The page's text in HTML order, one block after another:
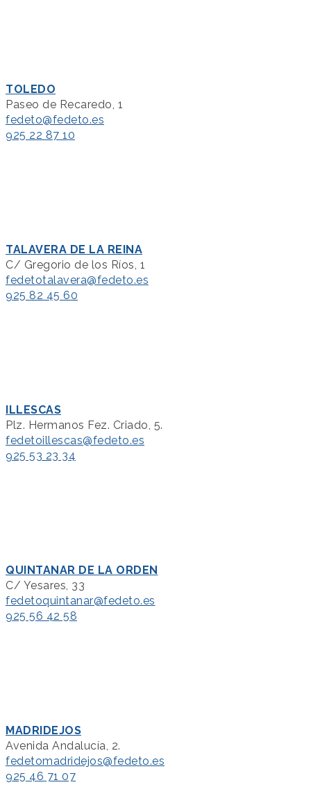
TOLEDO
Paseo de Recaredo, 1
fedeto@fedeto.es
925 22 87 10
TALAVERA DE LA REINA
C/ Gregorio de los Ríos, 1
fedetotalavera@fedeto.es
925 82 45 60
ILLESCAS
Plz. Hermanos Fez. Criado, 5.
fedetoillescas@fedeto.es
925 53 23 34
QUINTANAR DE LA ORDEN
C/ Yesares, 33
fedetoquintanar@fedeto.es
925 56 42 58
MADRIDEJOS
Avenida Andalucía, 2.
fedetomadridejos@fedeto.es
925 46 71 07